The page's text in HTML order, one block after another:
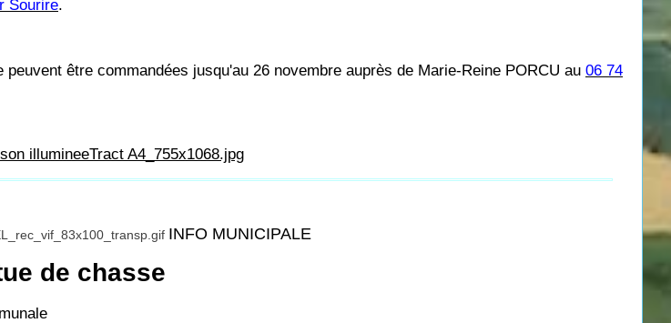
Sourire.
être commandées jusqu'au 26 novembre auprès de Marie-Reine PORCU au 06 74
INFO MUNICIPALE
de chasse